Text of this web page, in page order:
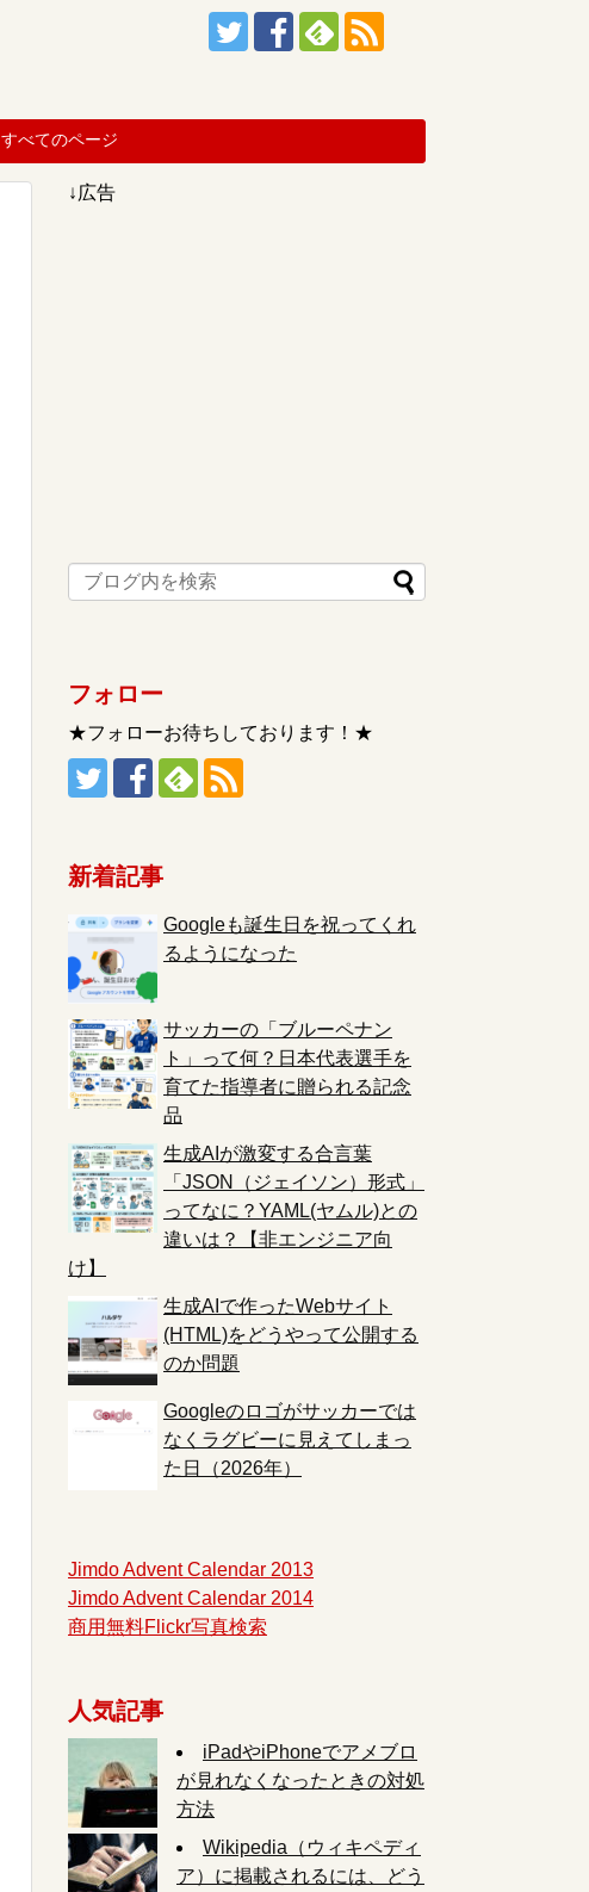
すべてのページ
↓広告
フォロー
★フォローお待ちしております！★
新着記事
Googleも誕生日を祝ってくれ
るようになった
サッカーの「ブルーペナン
ト」って何？日本代表選手を
育てた指導者に贈られる記念
品
生成AIが激変する合言葉
「JSON（ジェイソン）形式」
ってなに？YAML(ヤムル)との
違いは？【非エンジニア向
け】
生成AIで作ったWebサイト
(HTML)をどうやって公開する
のか問題
Googleのロゴがサッカーでは
なくラグビーに見えてしまっ
た日（2026年）
Jimdo Advent Calendar 2013
Jimdo Advent Calendar 2014
商用無料Flickr写真検索
人気記事
iPadやiPhoneでアメブロ
が見れなくなったときの対処
方法
Wikipedia（ウィキペディ
ア）に掲載されるには、どう